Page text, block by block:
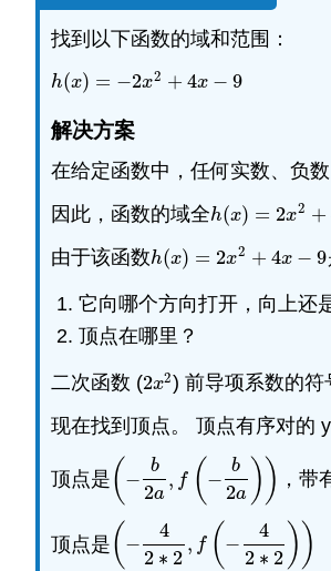
找到以下函数的域和范围：
h(x) = −2x2 + 4x − 9
h(x)=− 2x2+4 x− 9
解决方案
在给定函数中，任何实数、负
因此，函数的域全h(x) = 2x2 +
h(x)=2x2+4 x
由于该函数h(x) = 2x2 + 4x − 9
h(x)=2x2+4 x−9
它向哪个方向打开，向上还
顶点在哪里？
二次函数 (2x2
2x2) 前导项系数的符
现在找到顶点。 顶点有序对的
顶点是 ( −
b
2a
, f ( −
b
2a ))
(−b2a,f − b 2a)) ，带
顶点是 ( −
4
2 ∗ 2
, f ( −
4
2 ∗ 2 ))
( −42∗2,f( − 4 2∗2))